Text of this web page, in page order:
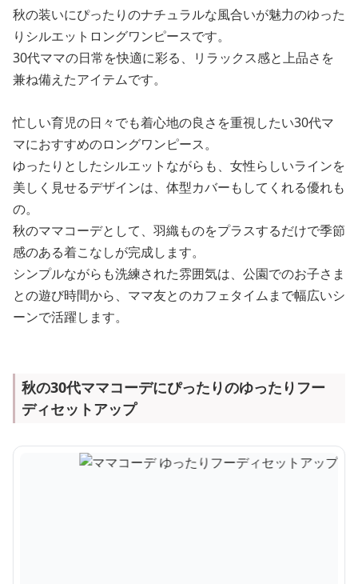
秋の装いにぴったりのナチュラルな風合いが魅力のゆった
りシルエットロングワンピースです。
30代ママの日常を快適に彩る、リラックス感と上品さを
兼ね備えたアイテムです。
忙しい育児の日々でも着心地の良さを重視したい30代マ
マにおすすめのロングワンピース。
ゆったりとしたシルエットながらも、女性らしいラインを
美しく見せるデザインは、体型カバーもしてくれる優れも
の。
秋のママコーデとして、羽織ものをプラスするだけで季節
感のある着こなしが完成します。
シンプルながらも洗練された雰囲気は、公園でのお子さま
との遊び時間から、ママ友とのカフェタイムまで幅広いシ
ーンで活躍します。
秋の30代ママコーデにぴったりのゆったりフー
ディセットアップ